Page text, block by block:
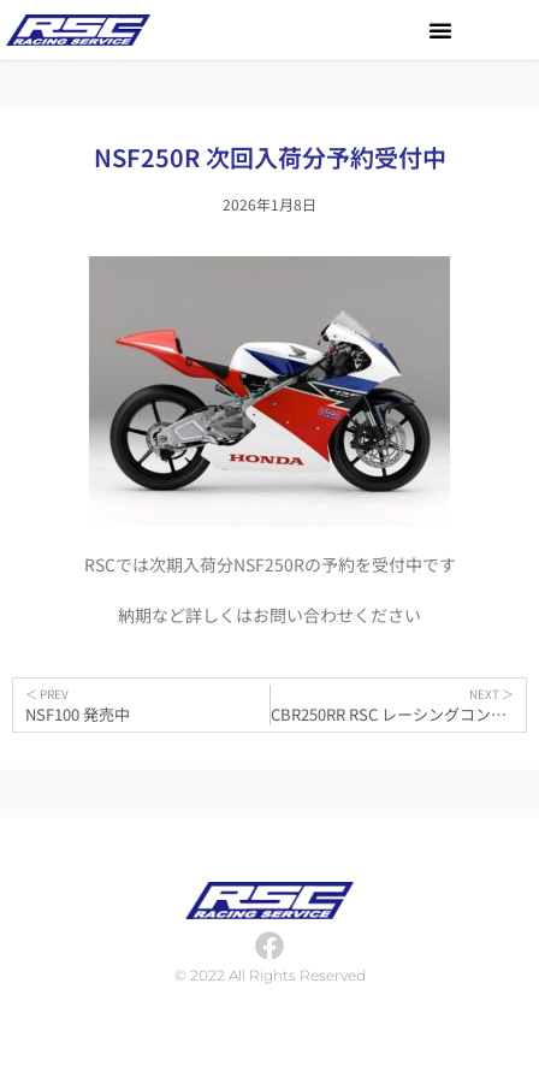
NSF250R 次回入荷分予約受付中
2026年1月8日
RSCでは次期入荷分NSF250Rの予約を受付中です
納期など詳しくはお問い合わせください
＜ PREV
NSF100 発売中
NEXT ＞
CBR250RR RSC レーシングコンプリート販売中
© 2022 All Rights Reserved